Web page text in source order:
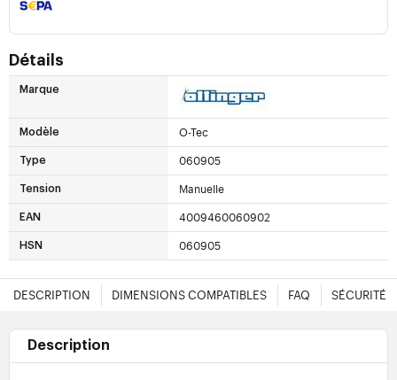
Détails
Marque
Modèle O-Tec
Type 060905
Tension Manuelle
EAN 4009460060902
HSN 060905
DESCRIPTION DIMENSIONS COMPATIBLES FAQ SÉCURITÉ
Description